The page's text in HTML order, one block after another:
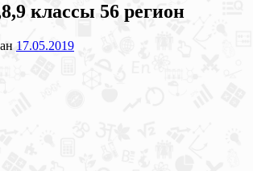
классы 56 регион
17.05.2019